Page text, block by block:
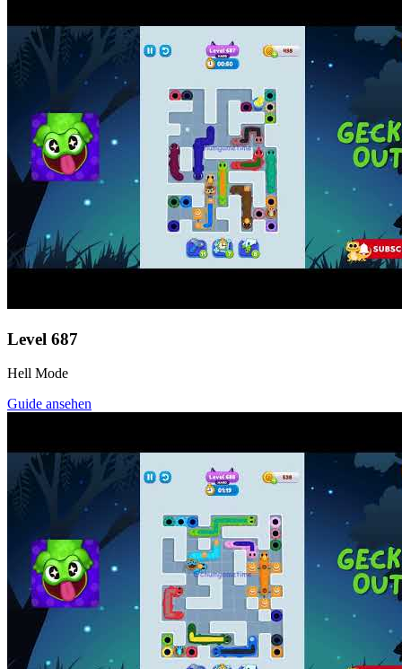
Level 687
Hell Mode
Guide ansehen